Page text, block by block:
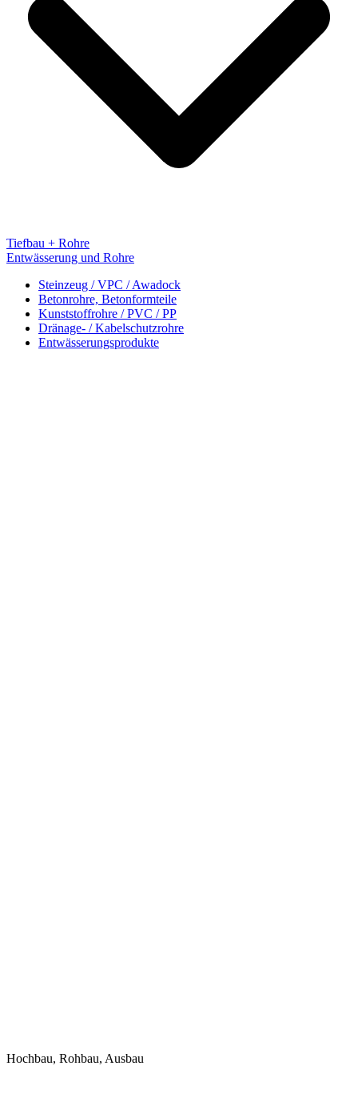
Tiefbau + Rohre
Entwässerung und Rohre
Steinzeug / VPC / Awadock
Betonrohre, Betonformteile
Kunststoffrohre / PVC / PP
Dränage- / Kabelschutzrohre
Entwässerungsprodukte
Hochbau, Rohbau, Ausbau